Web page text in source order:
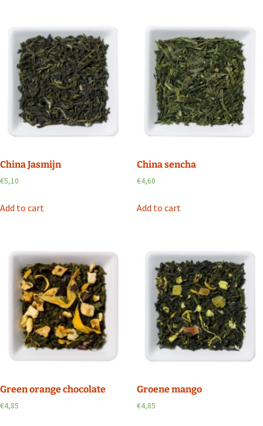
China Jasmijn
€5,10
Add to cart
China sencha
€4,60
Add to cart
Green orange chocolate
€4,85
Groene mango
€4,85